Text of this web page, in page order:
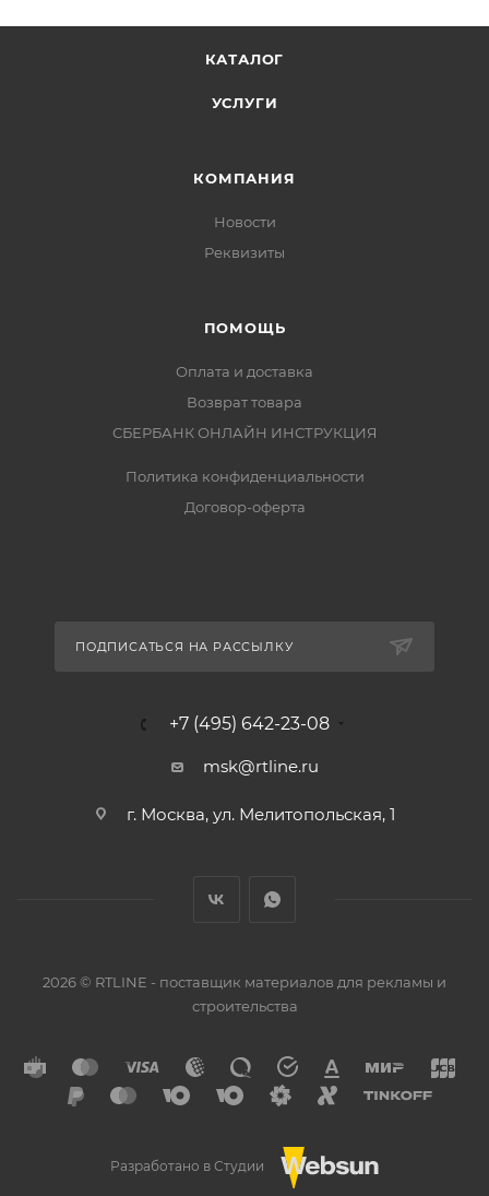
КАТАЛОГ
УСЛУГИ
КОМПАНИЯ
Новости
Реквизиты
ПОМОЩЬ
Оплата и доставка
Возврат товара
СБЕРБАНК ОНЛАЙН ИНСТРУКЦИЯ
Политика конфиденциальности
Договор-оферта
ПОДПИСАТЬСЯ НА РАССЫЛКУ
+7 (495) 642-23-08
msk@rtline.ru
г. Москва, ул. Мелитопольская, 1
2026 © RTLINE - поставщик материалов для рекламы и
строительства
Разработано в Студии